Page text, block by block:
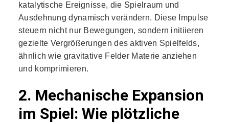
katalytische Ereignisse, die Spielraum und
Ausdehnung dynamisch verändern. Diese Impulse
steuern nicht nur Bewegungen, sondern initiieren
gezielte Vergrößerungen des aktiven Spielfelds,
ähnlich wie gravitative Felder Materie anziehen
und komprimieren.
2. Mechanische Expansion
im Spiel: Wie plötzliche